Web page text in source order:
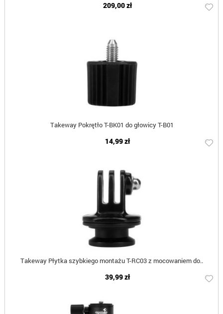
209,00 zł
Takeway Pokrętło T-BK01 do głowicy T-B01
14,99 zł
Takeway Płytka szybkiego montażu T-RC03 z mocowaniem do..
39,99 zł